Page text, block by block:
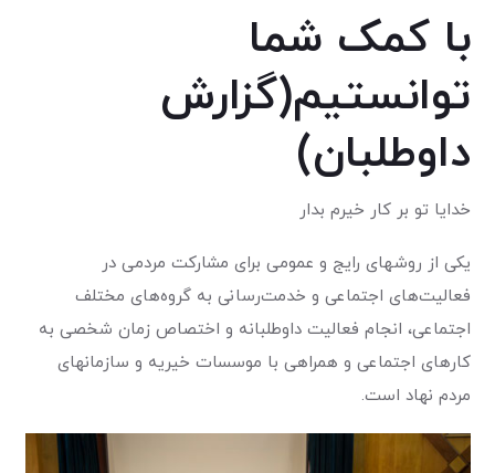
با کمک شما
توانستیم(گزارش
داوطلبان)
خدایا تو بر کار خیرم بدار
یکی از روشهای رایج و عمومی برای مشارکت مردمی در
فعالیت‌های اجتماعی و خدمت‌رسانی به گروه‌های مختلف
اجتماعی، انجام فعالیت داوطلبانه و اختصاص زمان شخصی به
کارهای اجتماعی و همراهی با موسسات خیریه و سازمانهای
مردم نهاد است.